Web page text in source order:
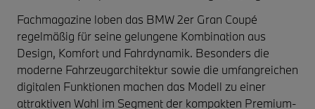
Fachmagazine loben das BMW 2er Gran Coupé
regelmäßig für seine gelungene Kombination aus
Design, Komfort und Fahrdynamik. Besonders die
moderne Fahrzeugarchitektur sowie die umfangreichen
digitalen Funktionen machen das Modell zu einer
attraktiven Wahl im Segment der kompakten Premium-